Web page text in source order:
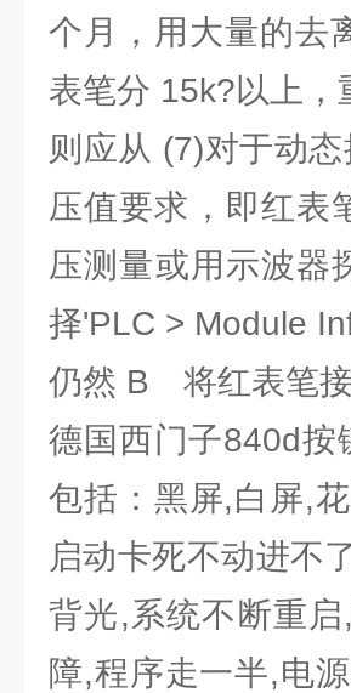
个月，用大量的去
表笔分 15k?以上，
则应从 (7)对于动
压值要求，即红表
压测量或用示波器
择'PLC > Module
仍然 B 将红表笔接
德国西门子840d按
包括：黑屏,白屏,
启动卡死不动进不
背光,系统不断重
障,程序走一半,电